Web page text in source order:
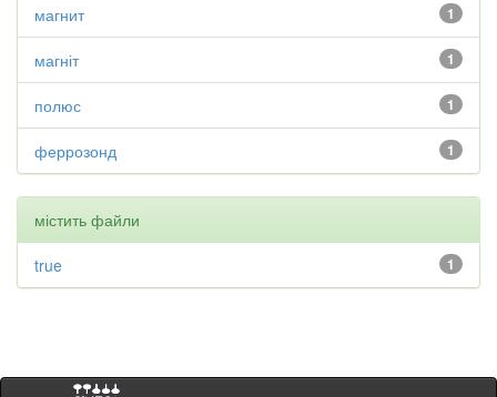
1
магнит
1
магніт
1
полюс
1
феррозонд
містить файли
1
true